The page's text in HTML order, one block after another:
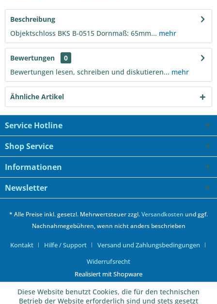
Beschreibung
Objektschloss BKS B-0515 Dornmaß: 65mm... mehr
Bewertungen
0
Bewertungen lesen, schreiben und diskutieren... mehr
Ähnliche Artikel
Service Hotline
Shop Service
Informationen
Newsletter
* Alle Preise inkl. gesetzl. Mehrwertsteuer zzgl.Versandkosten und ggf.
Nachnahmegebühren, wenn nicht anders beschrieben
Kontakt Hilfe / Support
Versand und Zahlungsbedingungen
Widerrufsrecht
Realisiert mit Shopware
Diese Website benutzt Cookies, die für den technischen
Betrieb der Website erforderlich sind und stets gesetzt